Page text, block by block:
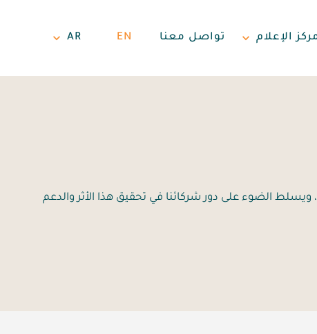
الإعلام تواصل معنا EN
AR
الضوء على دور شركائنا في تحقيق هذا الأثر والدعم